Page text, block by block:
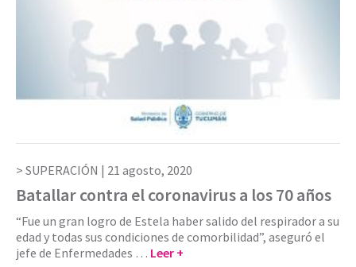
SUPERACIÓN | 21 agosto, 2020
Batallar contra el coronavirus a los 70 años
“Fue un gran logro de Estela haber salido del respirador a su
edad y todas sus condiciones de comorbilidad”, aseguró el
jefe de Enfermedades … Leer +